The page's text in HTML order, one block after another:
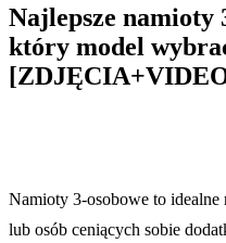
Najlepsze namioty
który model
Namioty 3-osobowe to idealne
lub osób ceniących sobie